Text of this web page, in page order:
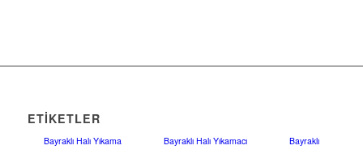
ETIKETLER
Bayraklı Halı Yıkama Bayraklı Halı Yıkamacı
Bayraklı